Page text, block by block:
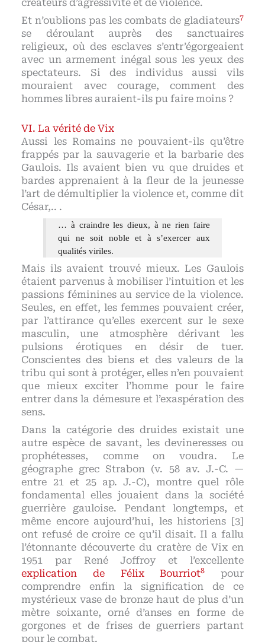
créateurs d’agressivité et de violence.
Et n’oublions pas les combats de gladiateurs7
se déroulant auprès des sanctuaires
religieux, où des esclaves s’entr’égorgeaient
avec un armement inégal sous les yeux des
spectateurs. Si des individus aussi vils
mouraient avec courage, comment des
hommes libres auraient-ils pu faire moins ?
La vérité de Vix
Aussi les Romains ne pouvaient-ils qu’être
frappés par la sauvagerie et la barbarie des
Gaulois. Ils avaient bien vu que druides et
bardes apprenaient à la fleur de la jeunesse
l’art de démultiplier la violence et, comme dit
César,.. .
… à craindre les dieux, à ne rien faire
qui ne soit noble et à s’exercer aux
qualités viriles.
Mais ils avaient trouvé mieux. Les Gaulois
étaient parvenus à mobiliser l’intuition et les
passions féminines au service de la violence.
Seules, en effet, les femmes pouvaient créer,
par l’attirance qu’elles exercent sur le sexe
masculin, une atmosphère dérivant les
pulsions érotiques en désir de tuer.
Conscientes des biens et des valeurs de la
tribu qui sont à protéger, elles n’en pouvaient
que mieux exciter l’homme pour le faire
entrer dans la démesure et l’exaspération des
sens.
Dans la catégorie des druides existait une
autre espèce de savant, les devineresses ou
prophétesses, comme on voudra. Le
géographe grec Strabon (v. 58 av. J.-C. —
entre 21 et 25 ap. J.-C), montre quel rôle
fondamental elles jouaient dans la société
guerrière gauloise. Pendant longtemps, et
même encore aujourd’hui, les historiens [3]
ont refusé de croire ce qu’il disait. Il a fallu
l’étonnante découverte du cratère de Vix en
1951 par René Joffroy et l’excellente
explication de Félix Bourriot8
pour
comprendre enfin la signification de ce
mystérieux vase de bronze haut de plus d’un
mètre soixante, orné d’anses en forme de
gorgones et de frises de guerriers partant
pour le combat.